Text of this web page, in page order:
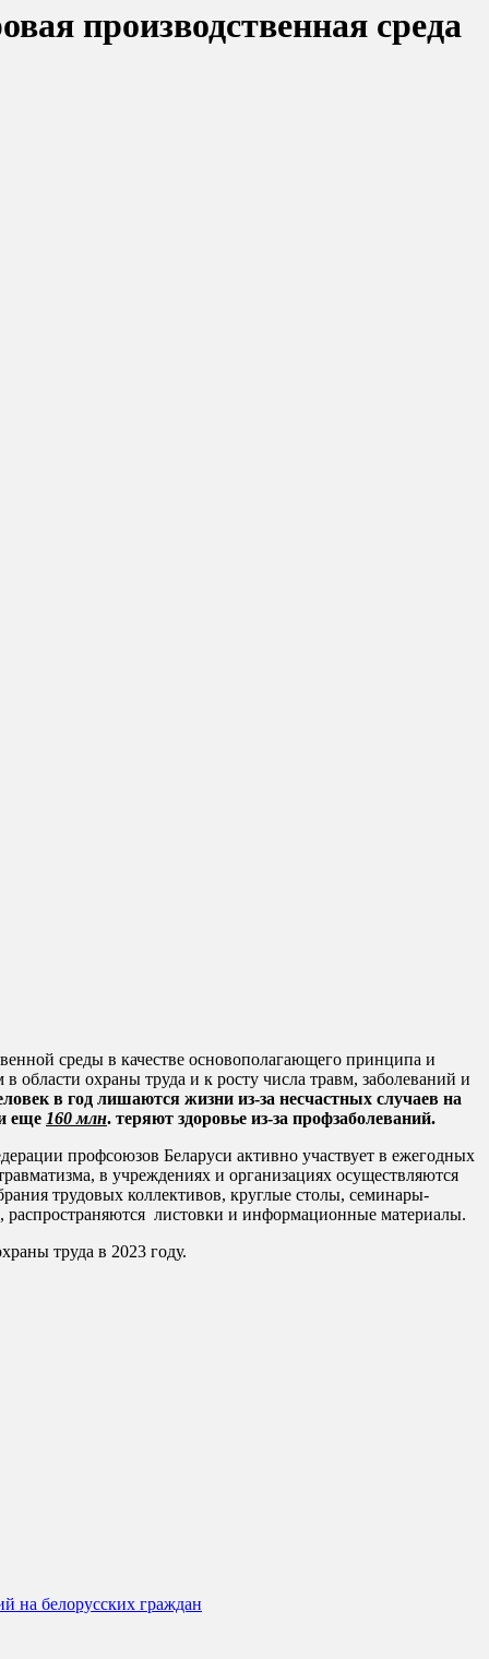
производственная среда
среды в качестве основополагающего принципа и
охраны труда и к росту числа травм, заболеваний и
в год лишаются жизни из-за несчастных случаев на
еще 160 млн. теряют здоровье из-за профзаболеваний.
профсоюзов Беларуси активно участвует в ежегодных
в учреждениях и организациях осуществляются
трудовых коллективов, круглые столы, семинары-
листовки и информационные материалы.
труда в 2023 году.
на белорусских граждан